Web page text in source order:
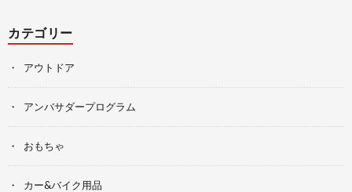
カテゴリー
アウトドア
アンバサダープログラム
おもちゃ
カー&バイク用品